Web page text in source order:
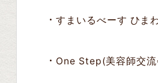
・ すまいるべーす ひま
・ One Step(美容師交